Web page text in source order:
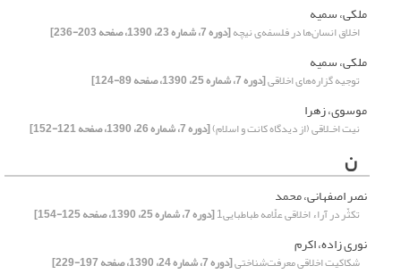
ملکی، سمیه
اخلاق انسان‌ها در فلسفه‌ی نیچه[دوره 7، شماره 23، 1390، صفحه 203-236]
ملکی، سمیه
توجیه گزاره‌های اخلاقی[دوره 7، شماره 25، 1390، صفحه 89-124]
موسوی، زهرا
نیت اخـلاقی (از دیدگاه کانت و اسلام)[دوره 7، شماره 26، 1390، صفحه 121-152]
ن
نصر اصفهانی، محمد
تکثّر در آراء اخلاقی علّامه طباطبایی1 [دوره 7، شماره 25، 1390، صفحه 125-154]
نوری زاده، اکرم
شکاکیت اخلاقی معرفت‌شناختی[دوره 7، شماره 24، 1390، صفحه 197-229]